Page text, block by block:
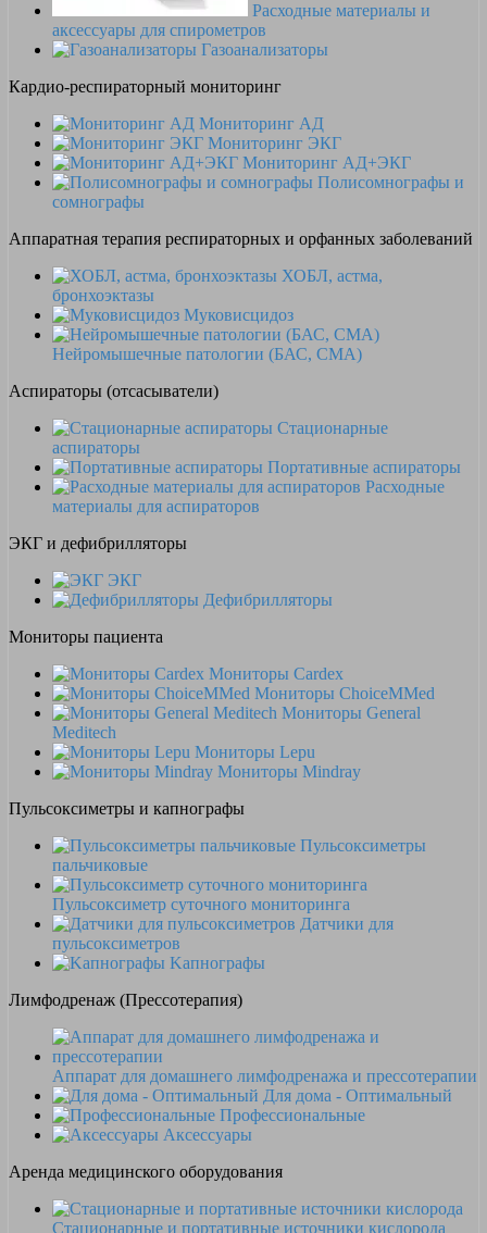
Расходные материалы и
аксессуары для спирометров
Газоанализаторы
Кардио-респираторный мониторинг
Мониторинг АД
Мониторинг ЭКГ
Мониторинг АД+ЭКГ
Полисомнографы и
сомнографы
Аппаратная терапия респираторных и орфанных заболеваний
ХОБЛ, астма,
бронхоэктазы
Муковисцидоз
Нейромышечные патологии (БАС, СМА)
Аспираторы (отсасыватели)
Стационарные
аспираторы
Портативные аспираторы
Расходные
материалы для аспираторов
ЭКГ и дефибрилляторы
ЭКГ
Дефибрилляторы
Мониторы пациента
Мониторы Cardex
Мониторы ChoiceMMed
Мониторы General
Meditech
Мониторы Lepu
Мониторы Mindray
Пульсоксиметры и капнографы
Пульсоксиметры
пальчиковые
Пульсоксиметр суточного мониторинга
Датчики для
пульсоксиметров
Kапнографы
Лимфодренаж (Прессотерапия)
Аппарат для домашнего лимфодренажа и прессотерапии
Для дома - Оптимальный
Профессиональные
Аксессуары
Аренда медицинского оборудования
Стационарные и портативные источники кислорода